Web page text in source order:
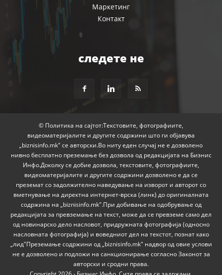
Маркетинг
Контакт
следете не
© Политика на сајтот:Текстовите, фотографиите,
видеоматеријалите и другите содржини што ги објавува
„biznisinfo.mk" се авторски.Во ниту еден случај не е дозволено
нивно бесплатно преземање без дозвола од редакцијата на Бизнис
Инфо.Доколку се добие дозвола, текстовите, фотографиите,
видеоматеријалите и другите содржини дозволено е да се
преземат со задолжително наведување на изворот и авторот со
вметнување на директна интернет-врска (линк) до оригиналната
содржина на „biznisinfo.mk".При добивање на одобрување од
редакцијата за превземање на текст, може да се превземе само дел
од новинарско дело насловот, придружната фотографија (односно
насловната фотографија) и воведниот дел на текстот, познат како
„лид"Преземање содржини од „biznisinfo.mk" надвор од овие услови
не е дозволено и подложи на санкционирање согласно Законот за
авторски и сродни права.